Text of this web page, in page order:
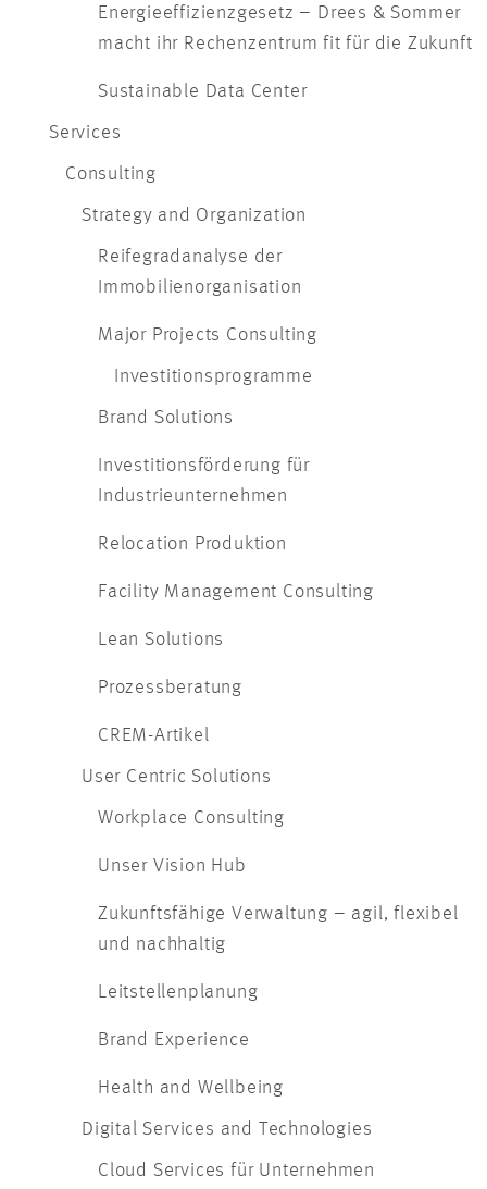
Energieeffizienzgesetz – Drees & Sommer
macht ihr Rechenzentrum fit für die Zukunft
Sustainable Data Center
Services
Consulting
Strategy and Organization
Reifegradanalyse der
Immobilienorganisation
Major Projects Consulting
Investitionsprogramme
Brand Solutions
Investitionsförderung für
Industrieunternehmen
Relocation Produktion
Facility Management Consulting
Lean Solutions
Prozessberatung
CREM-Artikel
User Centric Solutions
Workplace Consulting
Unser Vision Hub
Zukunftsfähige Verwaltung – agil, flexibel
und nachhaltig
Leitstellenplanung
Brand Experience
Health and Wellbeing
Digital Services and Technologies
Cloud Services für Unternehmen